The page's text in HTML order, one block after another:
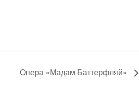
Опера «Мадам Баттерфляй»